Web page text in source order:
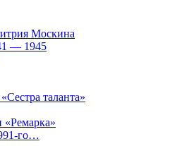
Москина
— 1945
таланта»
«Ремарка»
го…